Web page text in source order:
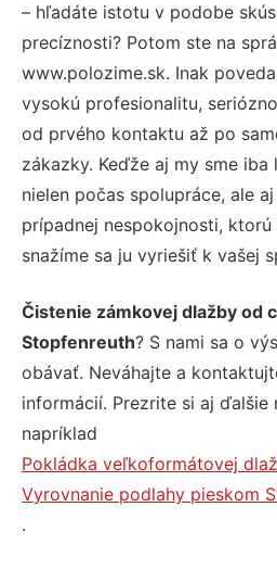
– hľadáte istotu v podobe
precíznosti? Potom ste na
www.polozime.sk. Inak
vysokú profesionalitu,
od prvého kontaktu až po
zákazky. Keďže aj my sme
nielen počas spolupráce, ale
prípadnej nespokojnosti,
snažíme sa ju vyriešiť k vašej
Čistenie zámkovej dlažby od
Stopfenreuth? S nami sa o
obávať. Neváhajte a
informácií. Prezrite si aj ďalšie
napríklad
Pokládka veľkoformátovej
Vyrovnanie podlahy pieskom
.